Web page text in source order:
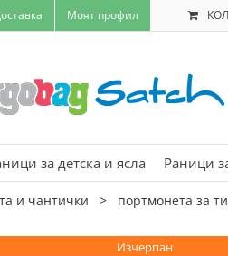
Моят профил
за детска и ясла Раници
и чантички > портмонета за
Изчерпан